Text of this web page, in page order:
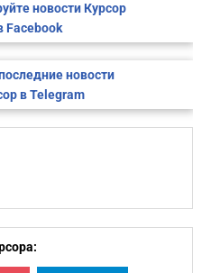
новости Курсор
Facebook
новости
в Telegram